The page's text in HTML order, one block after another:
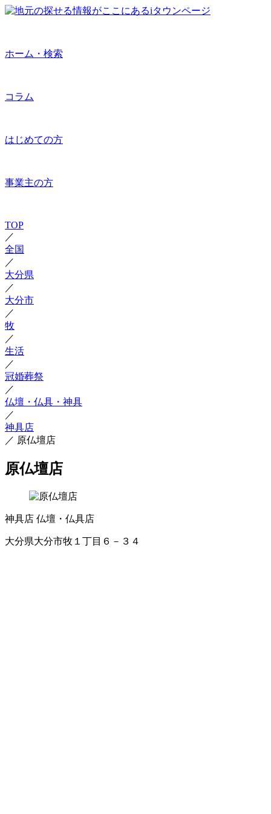
ホーム・検索
コラム
はじめての方
事業主の方
TOP
／
全国
／
大分県
／
大分市
／
牧
／
生活
／
冠婚葬祭
／
仏壇・仏具・神具
／
神具店
／ 原仏壇店
原仏壇店
神具店 仏壇・仏具店
大分県大分市牧１丁目６－３４